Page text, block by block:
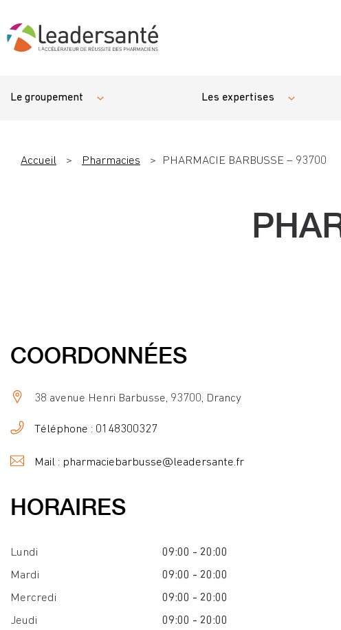
Le groupement Les expertises
Accueil > Pharmacies > PHARMACIE BARBUSSE – 93700
COORDONNÉES
38 avenue Henri Barbusse, 93700, Drancy
Téléphone : 0148300327
Mail : pharmaciebarbusse@leadersante.fr
HORAIRES
Lundi
09:00 - 20:00
Mardi
09:00 - 20:00
Mercredi
09:00 - 20:00
Jeudi
09:00 - 20:00